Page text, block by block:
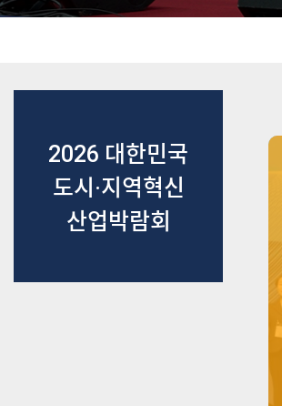
2026 대한민국
도시·지역혁신
산업박람회